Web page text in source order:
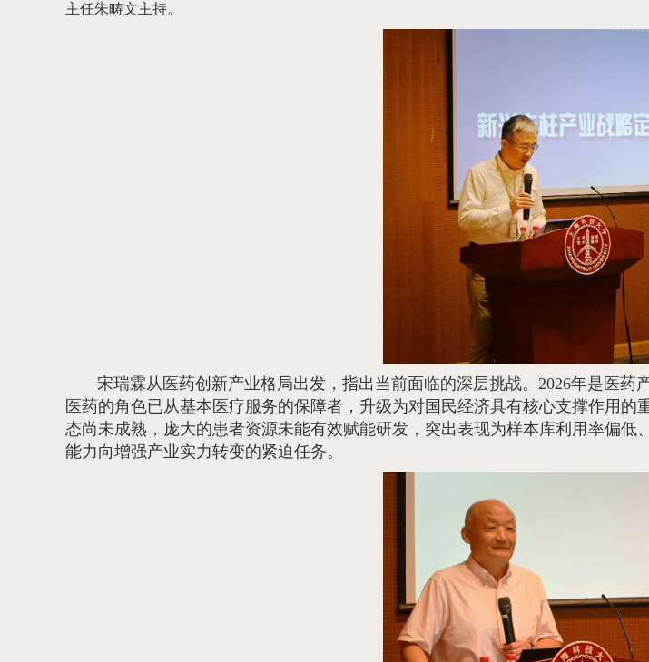
主任朱畴文主持。
宋瑞霖从医药创新产业格局出发，指出当前面临的深层挑战。2026年是医
医药的角色已从基本医疗服务的保障者，升级为对国民经济具有核心支撑作用
态尚未成熟，庞大的患者资源未能有效赋能研发，突出表现为样本库利用率偏
能力向增强产业实力转变的紧迫任务。